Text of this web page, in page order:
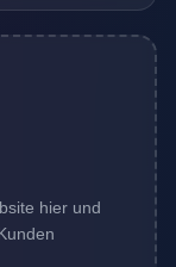
hier und